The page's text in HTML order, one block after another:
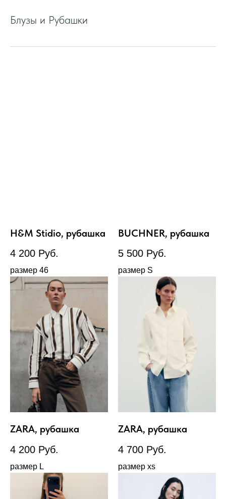
Блузы и Рубашки
H&M Stidio, рубашка
4 200 Руб.
размер 46
BUCHNER, рубашка
5 500 Руб.
размер S
ZARA, рубашка
4 200 Руб.
размер L
ZARA, рубашка
4 700 Руб.
размер xs